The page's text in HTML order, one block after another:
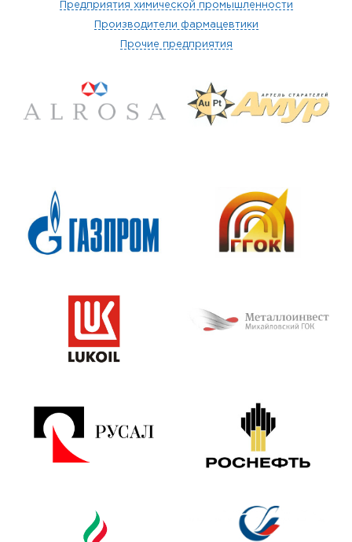
Предприятия химической промышленности
Производители фармацевтики
Прочие предприятия